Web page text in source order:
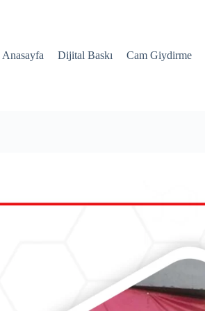
Anasayfa Dijital Baskı Cam Giydirme